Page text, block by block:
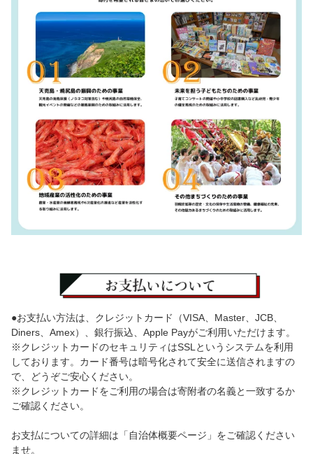
●お支払い方法は、クレジットカード（VISA、Master、JCB、
Diners、Amex）、銀行振込、Apple Payがご利用いただけます。
※クレジットカードのセキュリティはSSLというシステムを利用
しております。カード番号は暗号化されて安全に送信されますの
で、どうぞご安心ください。
※クレジットカードをご利用の場合は寄附者の名義と一致するか
ご確認ください。
お支払についての詳細は「自治体概要ページ」をご確認ください
ませ。